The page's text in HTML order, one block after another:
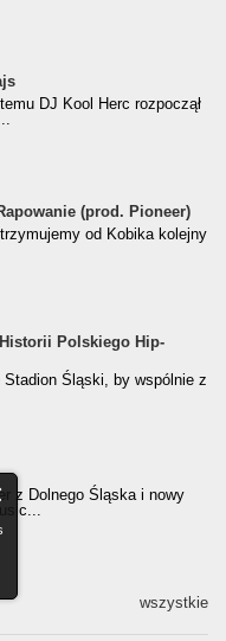
Roku
DJ Kool Herc rozpoczął
(prod. Pioneer)
(prod. Pioneer)
od Kobika kolejny
Polskiego Hip-
Polskiego Hip-
Śląski, by wspólnie z
z Dolnego Śląska i nowy
wszystkie